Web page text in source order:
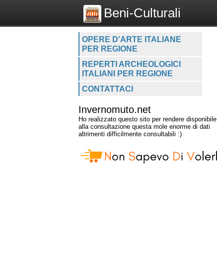
Beni-Culturali
OPERE D'ARTE ITALIANE
PER REGIONE
REPERTI ARCHEOLOGICI
ITALIANI PER REGIONE
CONTATTACI
Invernomuto.net
Ho realizzato questo sito per rendere disponibile
alla consultazione questa mole enorme di dati
altrimenti difficilmente consultabili :)